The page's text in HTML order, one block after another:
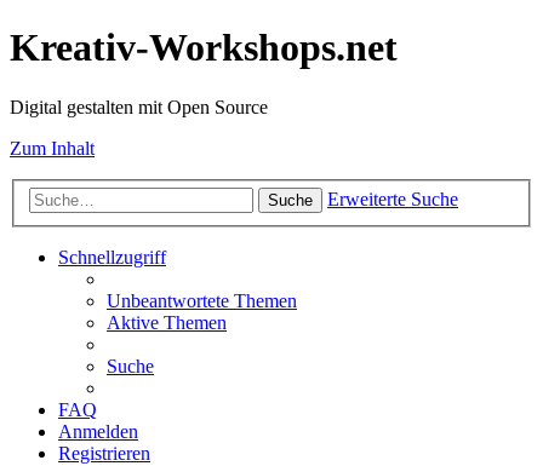
Kreativ-Workshops.net
Digital gestalten mit Open Source
Zum Inhalt
Suche Erweiterte Suche
Schnellzugriff
Unbeantwortete Themen
Aktive Themen
Suche
FAQ
Anmelden
Registrieren